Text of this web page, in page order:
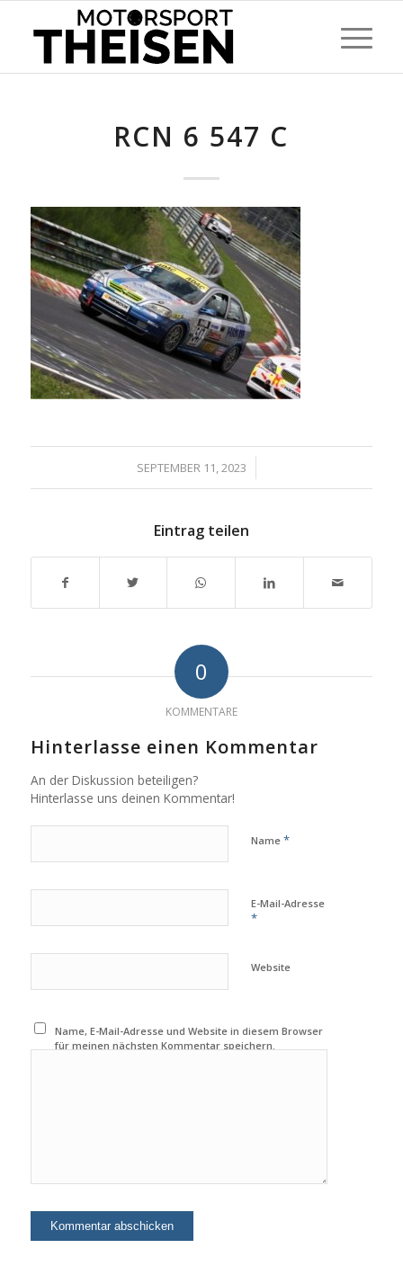
RCN 6 547 C
SEPTEMBER 11, 2023
/
Eintrag teilen
0
KOMMENTARE
Hinterlasse einen Kommentar
An der Diskussion beteiligen?
Hinterlasse uns deinen Kommentar!
Name *
E-Mail-Adresse
*
Website
Name, E-Mail-Adresse und Website in diesem Browser
für meinen nächsten Kommentar speichern.